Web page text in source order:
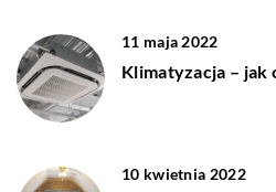
11 maja 2022
Klimatyzacja – jak
10 kwietnia 2022